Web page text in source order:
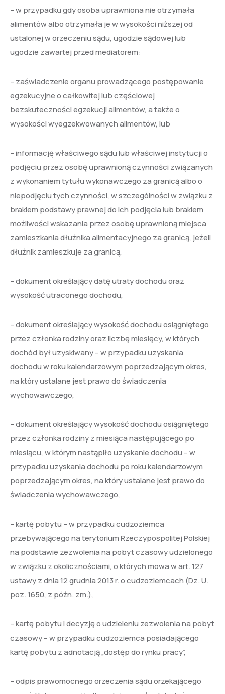
– w przypadku gdy osoba uprawniona nie otrzymała
alimentów albo otrzymała je w wysokości niższej od
ustalonej w orzeczeniu sądu, ugodzie sądowej lub
ugodzie zawartej przed mediatorem:
– zaświadczenie organu prowadzącego postępowanie
egzekucyjne o całkowitej lub częściowej
bezskuteczności egzekucji alimentów, a także o
wysokości wyegzekwowanych alimentów, lub
– informację właściwego sądu lub właściwej instytucji o
podjęciu przez osobę uprawnioną czynności związanych
z wykonaniem tytułu wykonawczego za granicą albo o
niepodjęciu tych czynności, w szczególności w związku z
brakiem podstawy prawnej do ich podjęcia lub brakiem
możliwości wskazania przez osobę uprawnioną miejsca
zamieszkania dłużnika alimentacyjnego za granicą, jeżeli
dłużnik zamieszkuje za granicą,
– dokument określający datę utraty dochodu oraz
wysokość utraconego dochodu,
– dokument określający wysokość dochodu osiągniętego
przez członka rodziny oraz liczbę miesięcy, w których
dochód był uzyskiwany – w przypadku uzyskania
dochodu w roku kalendarzowym poprzedzającym okres,
na który ustalane jest prawo do świadczenia
wychowawczego,
– dokument określający wysokość dochodu osiągniętego
przez członka rodziny z miesiąca następującego po
miesiącu, w którym nastąpiło uzyskanie dochodu – w
przypadku uzyskania dochodu po roku kalendarzowym
poprzedzającym okres, na który ustalane jest prawo do
świadczenia wychowawczego,
– kartę pobytu – w przypadku cudzoziemca
przebywającego na terytorium Rzeczypospolitej Polskiej
na podstawie zezwolenia na pobyt czasowy udzielonego
w związku z okolicznościami, o których mowa w art. 127
ustawy z dnia 12 grudnia 2013 r. o cudzoziemcach (Dz. U.
poz. 1650, z późn. zm.),
– kartę pobytu i decyzję o udzieleniu zezwolenia na pobyt
czasowy – w przypadku cudzoziemca posiadającego
kartę pobytu z adnotacją „dostęp do rynku pracy”,
– odpis prawomocnego orzeczenia sądu orzekającego